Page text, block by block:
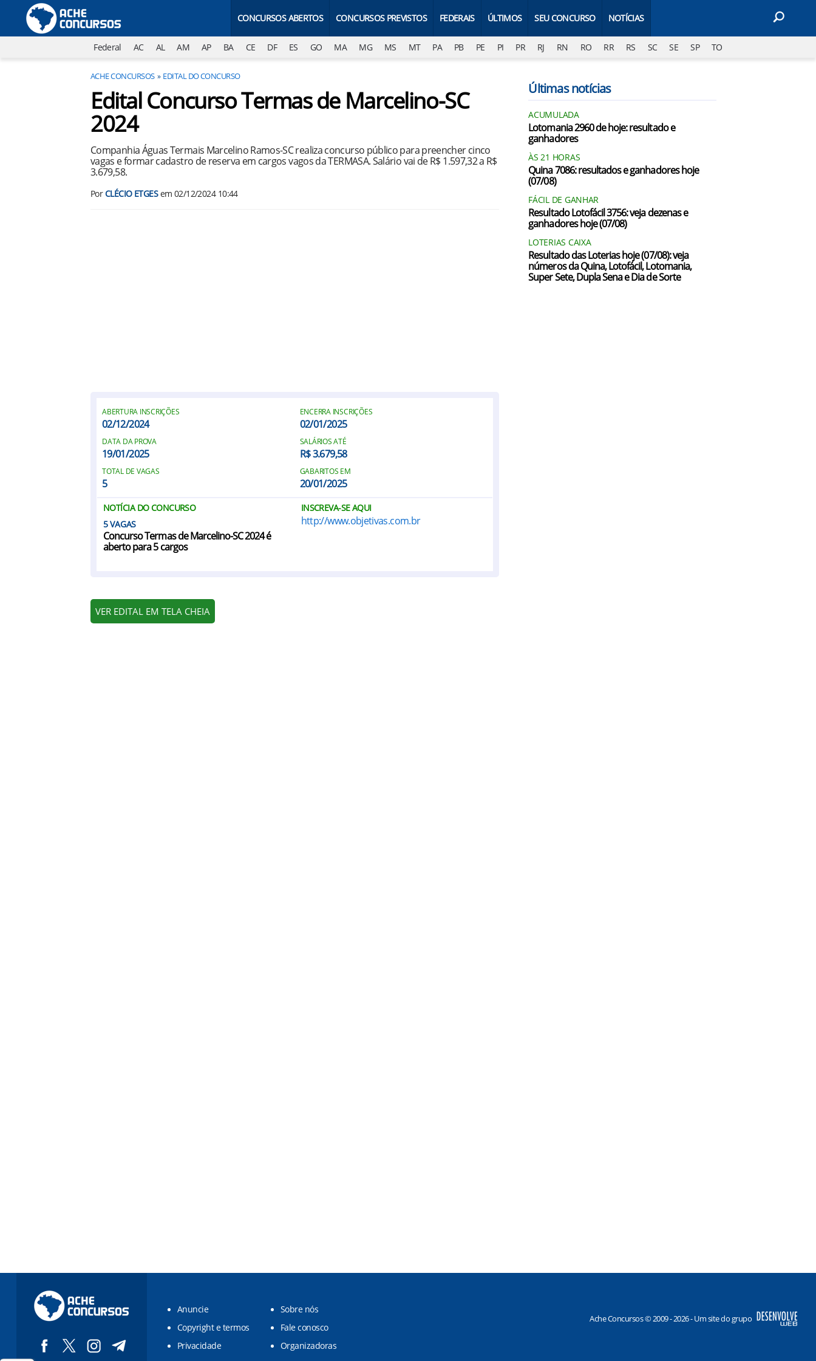
CONCURSOS ABERTOS CONCURSOS PREVISTOS FEDERAIS ÚLTIMOS SEU CONCURSO NOTÍCIAS
Federal AC AL AM AP BA CE DF ES GO MA MG MS MT PA PB PE PI PR RJ RN RO RR RS SC SE SP TO
ACHE CONCURSOS EDITAL DO CONCURSO
Edital Concurso Termas de Marcelino-SC
2024
Companhia Águas Termais Marcelino Ramos-SC realiza concurso público para preencher cinco
vagas e formar cadastro de reserva em cargos vagos da TERMASA. Salário vai de R$ 1.597,32 a R$
3.679,58.
PorCLÉCIO ETGESem 02/12/2024 10:44
ABERTURA INSCRIÇÕES
02/12/2024
ENCERRA INSCRIÇÕES
02/01/2025
DATA DA PROVA
19/01/2025
SALÁRIOS ATÉ
R$ 3.679,58
TOTAL DE VAGAS
5
GABARITOS EM
20/01/2025
NOTÍCIA DO CONCURSO
5
Concurso Termas de Marcelino-SC 2024 é
aberto para 5 cargos
INSCREVA-SE AQUI
http://www.objetivas.com.br
VER EDITAL EM TELA CHEIA
Últimas notícias
ACUMULADA
Lotomania 2960 de hoje: resultado e
ganhadores
ÀS 21 HORAS
Quina 7086: resultados e ganhadores hoje
(07/08)
FÁCIL DE GANHAR
Resultado Lotofácil 3756: veja dezenas e
ganhadores hoje (07/08)
LOTERIAS CAIXA
Resultado das Loterias hoje (07/08): veja
números da Quina, Lotofácil, Lotomania,
Super Sete, Dupla Sena e Dia de Sorte
Anuncie
Sobre nós
Copyright e termos
Fale conosco
Privacidade
Organizadoras
Ache Concursos © 2009 - 2026 - Um site do grupo